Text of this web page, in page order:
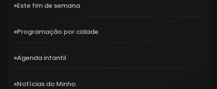
Este fim de semana
Programação por cidade
Agenda infantil
Notícias do Minho